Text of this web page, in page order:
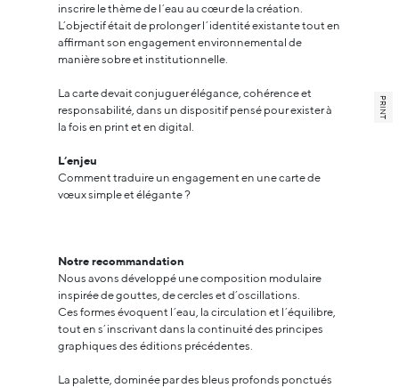
PRINT
inscrire le thème de l’eau au cœur de la création.
L’objectif était de prolonger l’identité existante tout en
affirmant son engagement environnemental de
manière sobre et institutionnelle.
La carte devait conjuguer élégance, cohérence et
responsabilité, dans un dispositif pensé pour exister à
la fois en print et en digital.
L’enjeu
Comment traduire un engagement en une carte de
vœux simple et élégante ?
Notre recommandation
Nous avons développé une composition modulaire
inspirée de gouttes, de cercles et d’oscillations.
Ces formes évoquent l’eau, la circulation et l’équilibre,
tout en s’inscrivant dans la continuité des principes
graphiques des éditions précédentes.
La palette, dominée par des bleus profonds ponctués